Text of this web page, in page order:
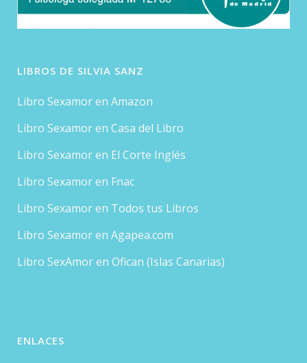
LIBROS DE SILVIA SANZ
Libro Sexamor en Amazon
Libro Sexamor en Casa del Libro
Libro Sexamor en El Corte Inglés
Libro Sexamor en Fnac
Libro Sexamor en Todos tus Libros
Libro Sexamor en Agapea.com
Libro SexAmor en Ofican (Islas Canarias)
ENLACES